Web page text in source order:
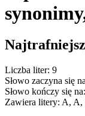
Liczba liter: 9
Słowo zaczyna się
Słowo kończy się
Zawiera litery: A,